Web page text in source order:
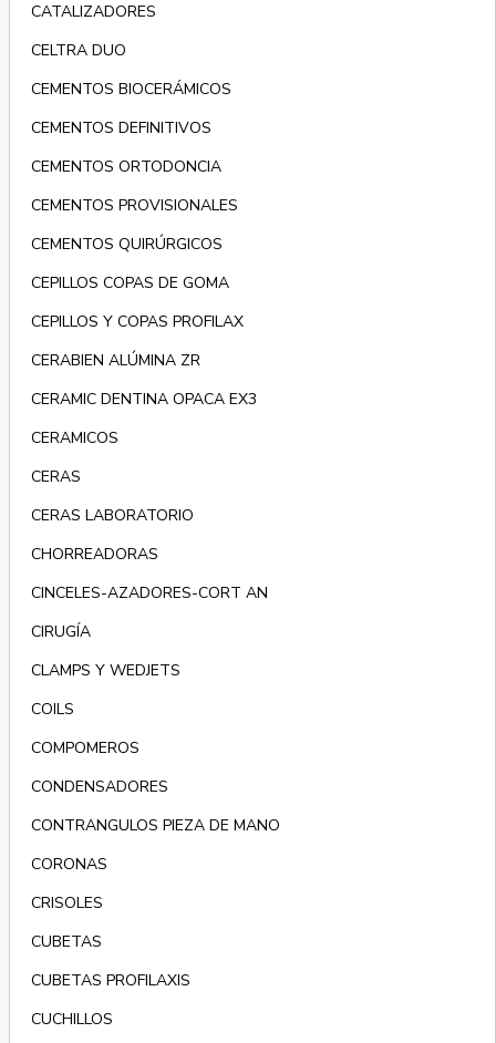
CATALIZADORES
CELTRA DUO
CEMENTOS BIOCERÁMICOS
CEMENTOS DEFINITIVOS
CEMENTOS ORTODONCIA
CEMENTOS PROVISIONALES
CEMENTOS QUIRÚRGICOS
CEPILLOS COPAS DE GOMA
CEPILLOS Y COPAS PROFILAX
CERABIEN ALÚMINA ZR
CERAMIC DENTINA OPACA EX3
CERAMICOS
CERAS
CERAS LABORATORIO
CHORREADORAS
CINCELES-AZADORES-CORT AN
CIRUGÍA
CLAMPS Y WEDJETS
COILS
COMPOMEROS
CONDENSADORES
CONTRANGULOS PIEZA DE MANO
CORONAS
CRISOLES
CUBETAS
CUBETAS PROFILAXIS
CUCHILLOS